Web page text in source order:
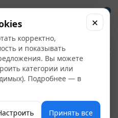
0
с
корректно,
и показывать
Вы можете
категории или
Подробнее — в
Принять все
×